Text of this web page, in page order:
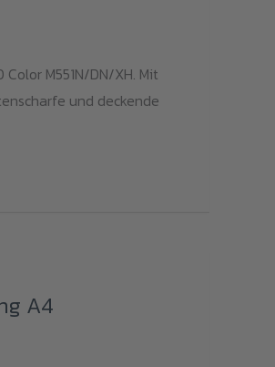
M551N/DN/XH. Mit
und deckende
A4